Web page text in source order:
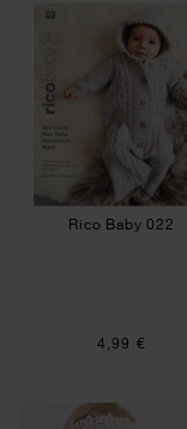
Rico
Rico Baby 022
4,99 €